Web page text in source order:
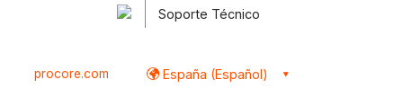
Soporte Técnico
procore.com España (Español)